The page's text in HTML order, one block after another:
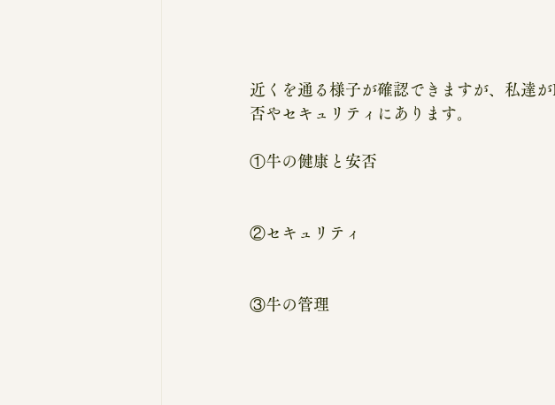
近くを通る様子が確認できますが、私達
否やセキュリティにあります。
①牛の健康と安否
②セキュリティ
③牛の管理